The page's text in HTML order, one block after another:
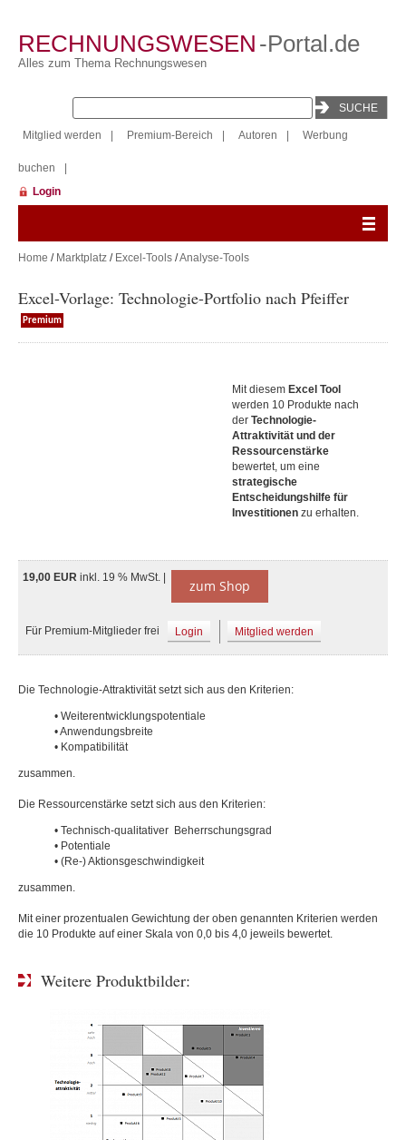
RECHNUNGSWESEN -Portal.de
Alles zum Thema Rechnungswesen
Mitglied werden Premium-Bereich Autoren Werbung
buchen
Login
Home / Marktplatz / Excel-Tools /Analyse-Tools
Excel-Vorlage: Technologie-Portfolio nach Pfeiffer
Premium
Mit diesem Excel Tool
werden 10 Produkte nach
der Technologie-
Attraktivität und der
Ressourcenstärke
bewertet, um eine
strategische
Entscheidungshilfe für
Investitionen zu erhalten.
19,00 EUR inkl. 19 % MwSt. | zum Shop
Für Premium-Mitglieder frei Login Mitglied werden
Die Technologie-Attraktivität setzt sich aus den Kriterien:
• Weiterentwicklungspotentiale
• Anwendungsbreite
• Kompatibilität
zusammen.
Die Ressourcenstärke setzt sich aus den Kriterien:
• Technisch-qualitativer Beherrschungsgrad
• Potentiale
• (Re-) Aktionsgeschwindigkeit
zusammen.
Mit einer prozentualen Gewichtung der oben genannten Kriterien werden
die 10 Produkte auf einer Skala von 0,0 bis 4,0 jeweils bewertet.
Weitere Produktbilder: